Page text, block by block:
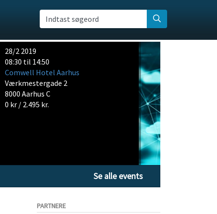
Indtast søgeord
28/2 2019
08:30 til 14:50
Comwell Hotel Aarhus
Værkmestergade 2
8000 Aarhus C
0 kr / 2.495 kr.
Se alle events
PARTNERE